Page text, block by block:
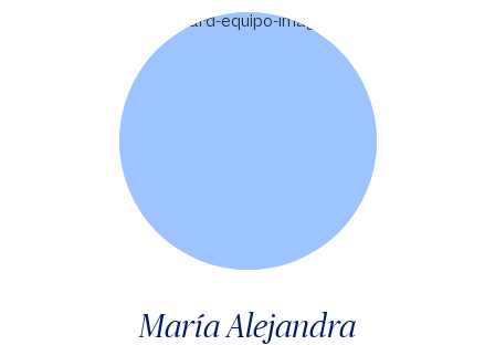
María Alejandra